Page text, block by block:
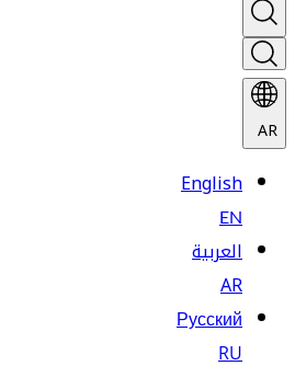
AR
English
EN
العربية
AR
Русский
RU